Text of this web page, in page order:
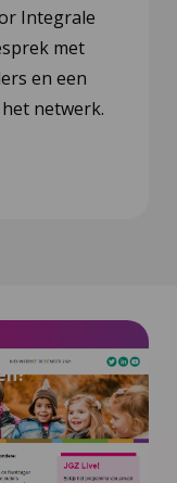
Integrale
met
en een
netwerk.